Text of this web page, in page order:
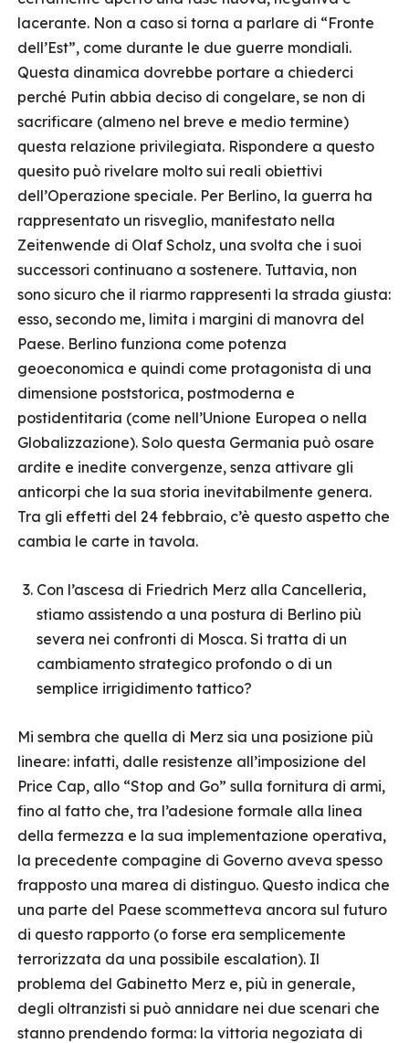
lacerante. Non a caso si torna a parlare di “Fronte
dell’Est”, come durante le due guerre mondiali.
Questa dinamica dovrebbe portare a chiederci
perché Putin abbia deciso di congelare, se non di
sacrificare (almeno nel breve e medio termine)
questa relazione privilegiata. Rispondere a questo
quesito può rivelare molto sui reali obiettivi
dell’Operazione speciale. Per Berlino, la guerra ha
rappresentato un risveglio, manifestato nella
Zeitenwende di Olaf Scholz, una svolta che i suoi
successori continuano a sostenere. Tuttavia, non
sono sicuro che il riarmo rappresenti la strada giusta:
esso, secondo me, limita i margini di manovra del
Paese. Berlino funziona come potenza
geoeconomica e quindi come protagonista di una
dimensione poststorica, postmoderna e
postidentitaria (come nell’Unione Europea o nella
Globalizzazione). Solo questa Germania può osare
ardite e inedite convergenze, senza attivare gli
anticorpi che la sua storia inevitabilmente genera.
Tra gli effetti del 24 febbraio, c’è questo aspetto che
cambia le carte in tavola.
Con l’ascesa di Friedrich Merz alla Cancelleria,
stiamo assistendo a una postura di Berlino più
severa nei confronti di Mosca. Si tratta di un
cambiamento strategico profondo o di un
semplice irrigidimento tattico?
Mi sembra che quella di Merz sia una posizione più
lineare: infatti, dalle resistenze all’imposizione del
Price Cap, allo “Stop and Go” sulla fornitura di armi,
fino al fatto che, tra l’adesione formale alla linea
della fermezza e la sua implementazione operativa,
la precedente compagine di Governo aveva spesso
frapposto una marea di distinguo. Questo indica che
una parte del Paese scommetteva ancora sul futuro
di questo rapporto (o forse era semplicemente
terrorizzata da una possibile escalation). Il
problema del Gabinetto Merz e, più in generale,
degli oltranzisti si può annidare nei due scenari che
stanno prendendo forma: la vittoria negoziata di